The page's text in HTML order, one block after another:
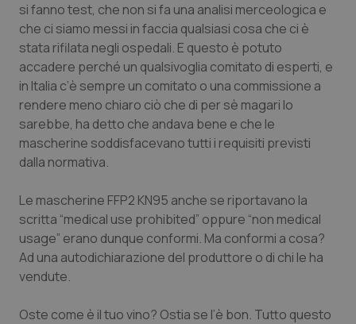
Tumore ovarico
Tumori del Polmone & Testa Collo
Tumori gastrointestinali
Ulcera & Reflusso
si fanno test, che non si fa una analisi merceologica e
che ci siamo messi in faccia qualsiasi cosa che ci è
stata rifilata negli ospedali. E questo è potuto
accadere perché un qualsivoglia comitato di esperti, e
in Italia c’è sempre un comitato o una commissione a
rendere meno chiaro ciò che di per sè magari lo
sarebbe, ha detto che andava bene e che le
mascherine soddisfacevano tutti i requisiti previsti
dalla normativa.
Le mascherine FFP2 KN95 anche se riportavano la
scritta “medical use prohibited” oppure “non medical
usage” erano dunque conformi. Ma conformi a cosa?
Ad una autodichiarazione del produttore o di chi le ha
vendute.
Oste come è il tuo vino? Ostia se l’è bon. Tutto questo